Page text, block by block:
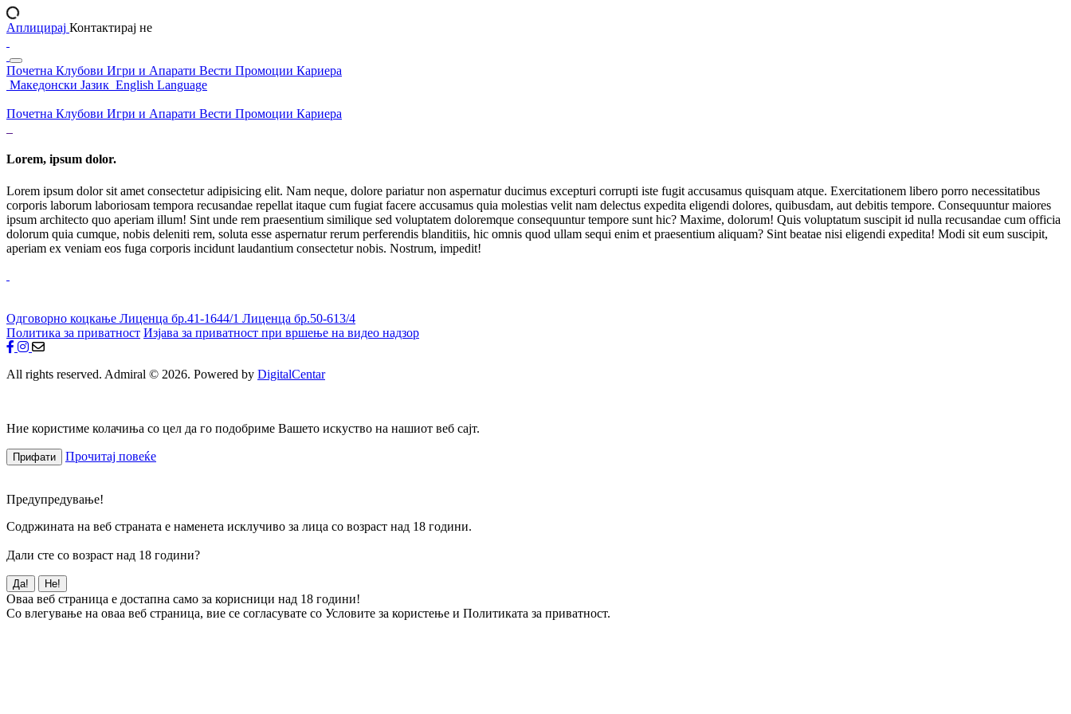
Аплицирај Контактирај не
Почетна Клубови Игри и Апарати Вести Промоции Кариера
Македонски Јазик English Language
Почетна Клубови Игри и Апарати Вести Промоции Кариера
Lorem, ipsum dolor.
Lorem ipsum dolor sit amet consectetur adipisicing elit. Nam neque, dolore pariatur non aspernatur ducimus excepturi corrupti iste fugit accusamus quisquam atque. Exercitationem libero porro necessitatibus
corporis laborum laboriosam tempora recusandae repellat itaque cum fugiat facere accusamus quia molestias velit nam delectus expedita eligendi dolores, quibusdam, aut debitis tempore. Consequuntur maiores
ipsum architecto quo aperiam illum! Sint unde rem praesentium similique sed voluptatem doloremque consequuntur tempore sunt hic? Maxime, dolorum! Quis voluptatum suscipit id nulla recusandae cum officia
dolorum quia cumque, nobis deleniti rem, soluta esse aspernatur rerum perferendis blanditiis, hic omnis quod ullam sequi enim et praesentium aliquam? Sint beatae nisi eligendi expedita! Modi sit eum suscipit,
aperiam ex veniam eos fuga corporis incidunt laudantium consectetur nobis. Nostrum, impedit!
Одговорно коцкање Лиценца бр.41-1644/1 Лиценца бр.50-613/4
Политика за приватност Изјава за приватност при вршење на видео надзор
All rights reserved. Admiral © 2026. Powered by DigitalCentar
Ние користиме колачиња со цел да го подобриме Вашето искуство на нашиот веб сајт.
Прифати Прочитај повеќе
Предупредување!
Содржината на веб страната е наменета исклучиво за лица со возраст над 18 години.
Дали сте со возраст над 18 години?
Да! Не!
Оваа веб страница е достапна само за корисници над 18 години!
Со влегување на оваа веб страница, вие се согласувате со Условите за користење и Политиката за приватност.